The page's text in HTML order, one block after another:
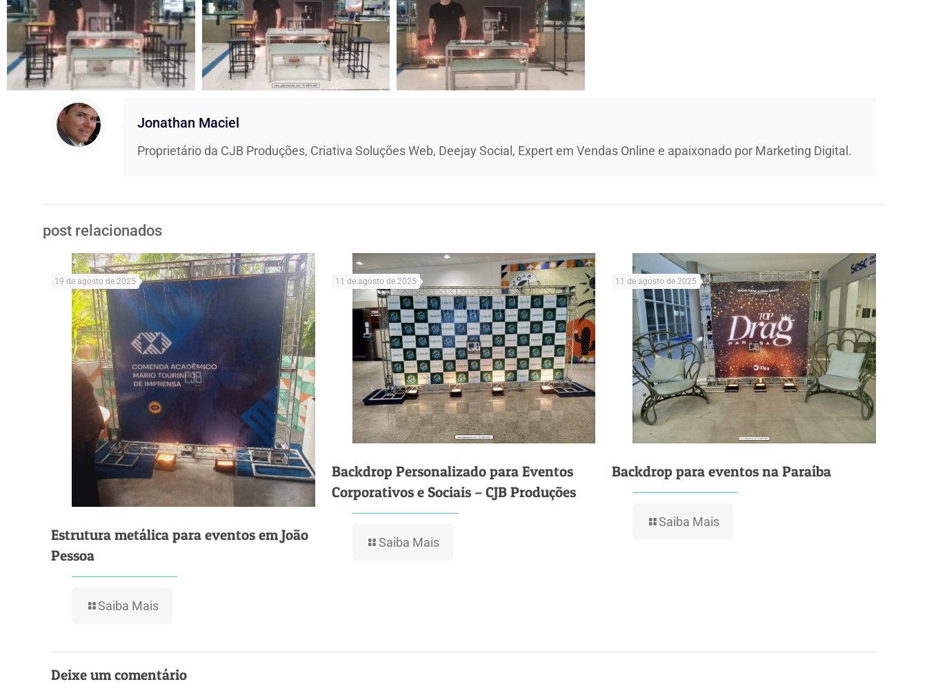
Jonathan Maciel
Proprietário da CJB Produções, Criativa Soluções Web, Deejay Social, Expert em Vendas Online e apaixonado por Marketing Digital.
post relacionados
19 de agosto de 2025
Estrutura metálica para eventos em João
Pessoa
Saiba Mais
11 de agosto de 2025
Backdrop Personalizado para Eventos
Corporativos e Sociais – CJB Produções
Saiba Mais
11 de agosto de 2025
Backdrop para eventos na Paraíba
Saiba Mais
Deixe um comentário